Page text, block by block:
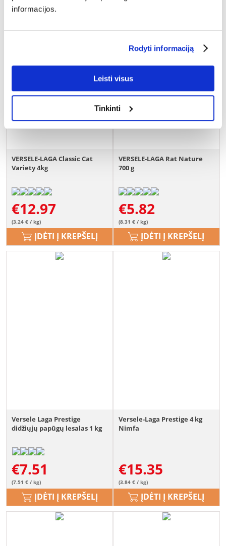
informacijos.
Rodyti informaciją
Leisti visus
Tinkinti
VERSELE-LAGA Classic Cat
Variety 4kg
€12.97
(3.24 € / kg)
ĮDĖTI Į KREPŠELĮ
VERSELE-LAGA Rat Nature
700 g
€5.82
(8.31 € / kg)
ĮDĖTI Į KREPŠELĮ
Versele Laga Prestige
didžiųjų papūgų lesalas 1 kg
€7.51
(7.51 € / kg)
ĮDĖTI Į KREPŠELĮ
Versele-Laga Prestige 4 kg
Nimfa
€15.35
(3.84 € / kg)
ĮDĖTI Į KREPŠELĮ